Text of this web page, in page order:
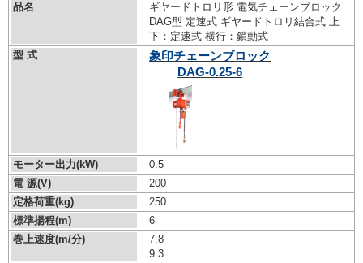
品名
ギヤードトロリ形 電気チェーンブロック
DAG型 定速式 ギヤードトロリ結合式 上
下：定速式 横行：鎖動式
型 式
象印チェーンブロック
DAG-0.25-6
モーター出力(kW)
0.5
電 源(V)
200
定格荷重(kg)
250
標準揚程(m)
6
巻上速度(m/分)
7.8
9.3